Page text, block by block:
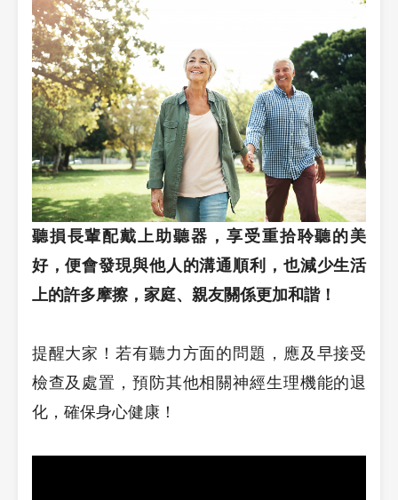
聽損長輩配戴上助聽器，享受重拾聆聽的美
好，便會發現與他人的溝通順利，也減少生活
上的許多摩擦，家庭、親友關係更加和諧！
提醒大家！若有聽力方面的問題，應及早接受
檢查及處置，預防其他相關神經生理機能的退
化，確保身心健康！